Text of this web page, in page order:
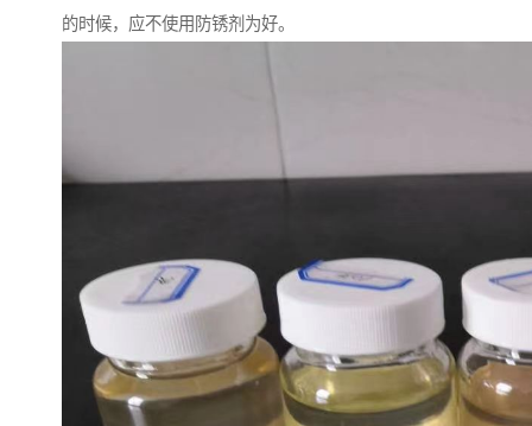
的时候，应不使用防锈剂为好。